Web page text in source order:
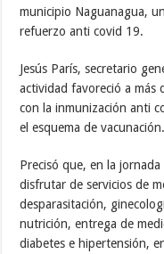
municipio Naguanagua,
refuerzo anti covid 19.
Jesús París, secretario
actividad favoreció a más
con la inmunización anti
el esquema de vacunación.
Precisó que, en la
disfrutar de servicios de
desparasitación,
nutrición, entrega de
diabetes e hipertensión,